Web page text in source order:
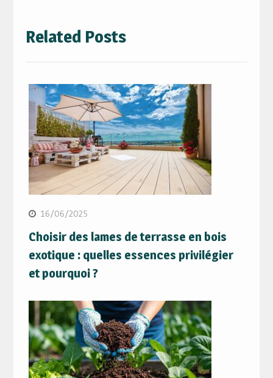
Related Posts
16/06/2025
Choisir des lames de terrasse en bois
exotique : quelles essences privilégier
et pourquoi ?